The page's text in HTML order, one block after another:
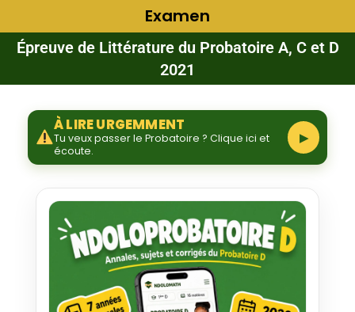
Examen
Épreuve de Littérature du Probatoire A, C et D
2021
À LIRE URGEMMENT
Tu veux passer le Probatoire ? Clique ici et
écoute.
▶